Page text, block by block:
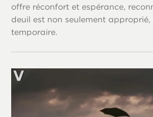
offre réconfort et espérance,
deuil est non seulement approprié,
temporaire.